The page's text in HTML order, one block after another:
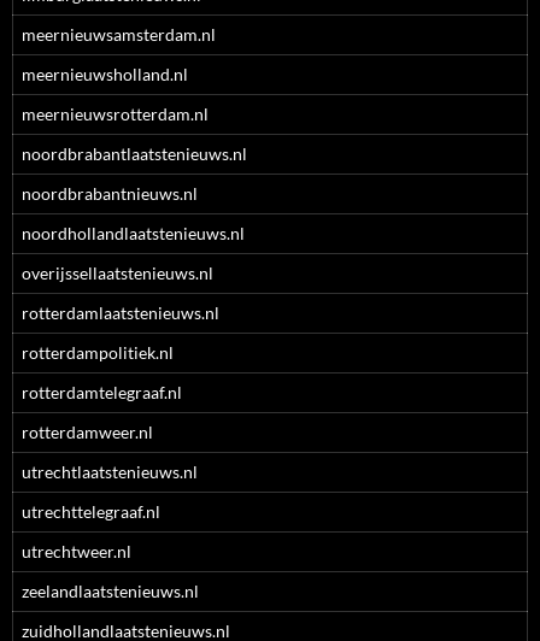
meernieuwsamsterdam.nl
meernieuwsholland.nl
meernieuwsrotterdam.nl
noordbrabantlaatstenieuws.nl
noordbrabantnieuws.nl
noordhollandlaatstenieuws.nl
overijssellaatstenieuws.nl
rotterdamlaatstenieuws.nl
rotterdampolitiek.nl
rotterdamtelegraaf.nl
rotterdamweer.nl
utrechtlaatstenieuws.nl
utrechttelegraaf.nl
utrechtweer.nl
zeelandlaatstenieuws.nl
zuidhollandlaatstenieuws.nl